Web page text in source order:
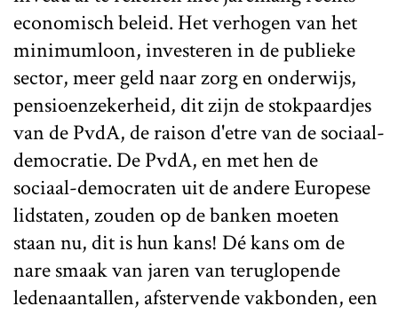
economisch beleid. Het verhogen van het
minimumloon, investeren in de publieke
sector, meer geld naar zorg en onderwijs,
pensioenzekerheid, dit zijn de stokpaardjes
van de PvdA, de raison d'etre van de sociaal-
democratie. De PvdA, en met hen de
sociaal-democraten uit de andere Europese
lidstaten, zouden op de banken moeten
staan nu, dit is hun kans! Dé kans om de
nare smaak van jaren van teruglopende
ledenaantallen, afstervende vakbonden, een